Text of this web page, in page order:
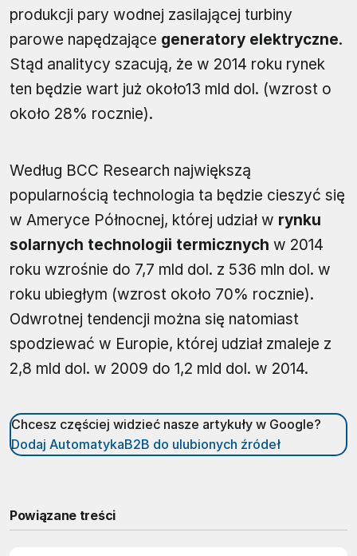
produkcji pary wodnej zasilającej turbiny
parowe napędzające generatory elektryczne.
Stąd analitycy szacują, że w 2014 roku rynek
ten będzie wart już około13 mld dol. (wzrost o
około 28% rocznie).
Według BCC Research największą
popularnością technologia ta będzie cieszyć się
w Ameryce Północnej, której udział w rynku
solarnych technologii termicznych w 2014
roku wzrośnie do 7,7 mld dol. z 536 mln dol. w
roku ubiegłym (wzrost około 70% rocznie).
Odwrotnej tendencji można się natomiast
spodziewać w Europie, której udział zmaleje z
2,8 mld dol. w 2009 do 1,2 mld dol. w 2014.
Chcesz częściej widzieć nasze artykuły w Google?
Dodaj AutomatykaB2B do ulubionych źródeł
Powiązane treści